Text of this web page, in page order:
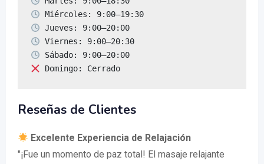
Domingo: Cerrado
Reseñas de Clientes
Excelente Experiencia de Relajación
"¡Fue un momento de paz total! El masaje relajante